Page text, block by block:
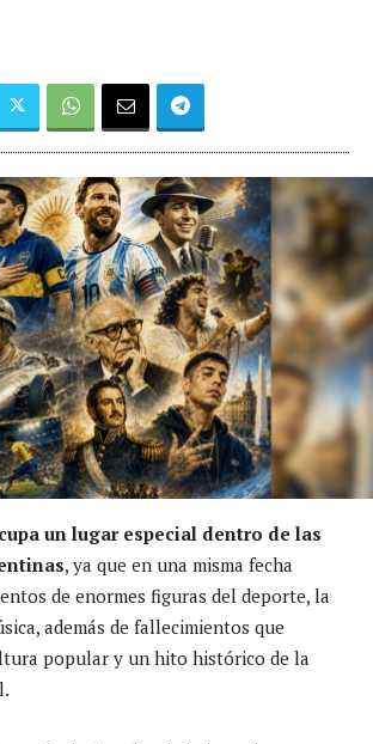
un lugar especial dentro de las
, ya que en una misma fecha
de enormes figuras del deporte, la
además de fallecimientos que
popular y un hito histórico de la